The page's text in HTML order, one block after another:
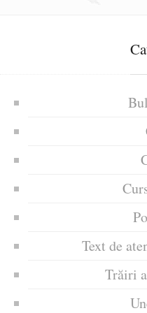
Text de
Trăiri